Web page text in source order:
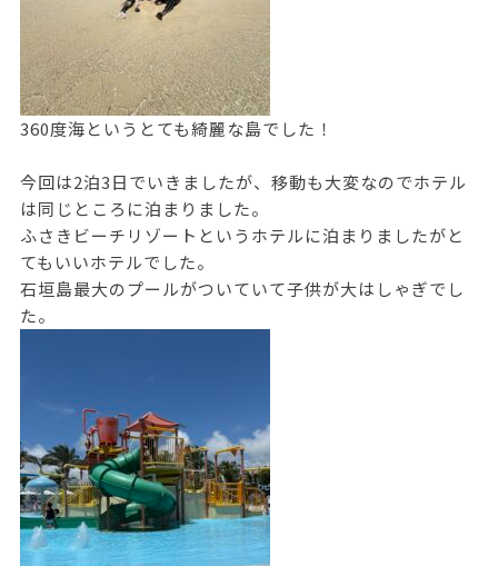
360度海というとても綺麗な島でした！
今回は2泊3日でいきましたが、移動も大変なのでホテル
は同じところに泊まりました。
ふさきビーチリゾートというホテルに泊まりましたがと
てもいいホテルでした。
石垣島最大のプールがついていて子供が大はしゃぎでし
た。